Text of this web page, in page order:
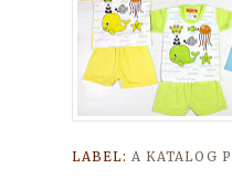
LABEL:A KATALOG